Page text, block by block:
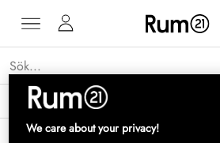
Få 15 % rabatt på Grythyttan Stålmöbler* →
We care about your privacy!